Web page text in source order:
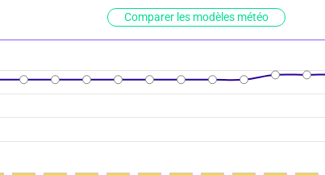
Comparer les modèles météo